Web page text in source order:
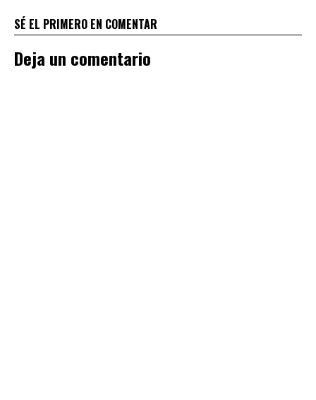
SÉ EL PRIMERO EN COMENTAR
Deja un comentario